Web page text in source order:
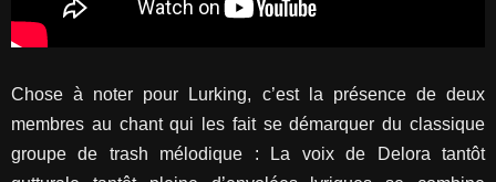
Chose à noter pour Lurking, c’est la présence de deux
membres au chant qui les fait se démarquer du classique
groupe de trash mélodique : La voix de Delora tantôt